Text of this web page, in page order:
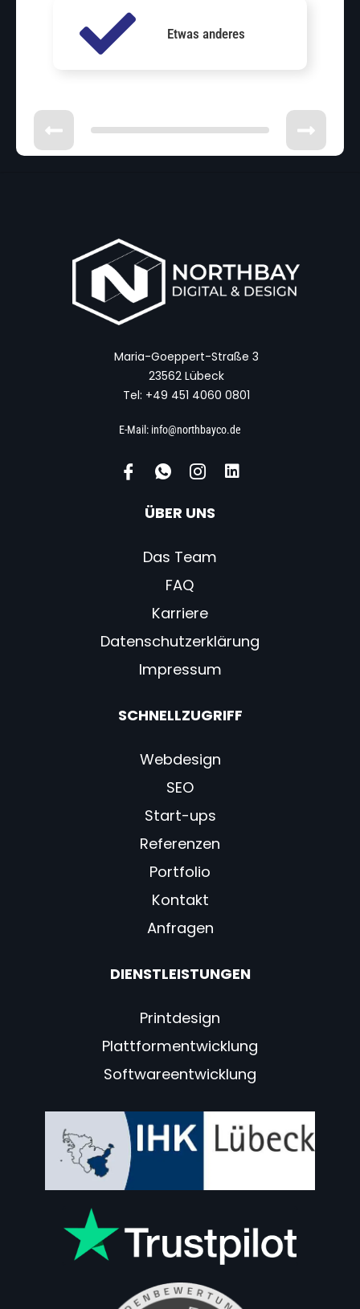
Etwas anderes
Maria-Goeppert-Straße 3
23562 Lübeck
Tel: +49 451 4060 0801
E-Mail: info@northbayco.de
ÜBER UNS
Das Team
FAQ
Karriere
Datenschutzerklärung
Impressum
SCHNELLZUGRIFF
Webdesign
SEO
Start-ups
Referenzen
Portfolio
Kontakt
Anfragen
DIENSTLEISTUNGEN
Printdesign
Plattformentwicklung
Softwareentwicklung